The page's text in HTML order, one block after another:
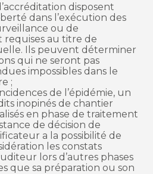
disposent
dans l’exécution des
ou de
au titre de
Ils peuvent déterminer
qui ne seront pas
impossibles dans le
;
de l’épidémie, un
inopinés de chantier
en phase de traitement
de décision de
a la possibilité de
les constats
lors d’autres phases
que sa préparation ou son